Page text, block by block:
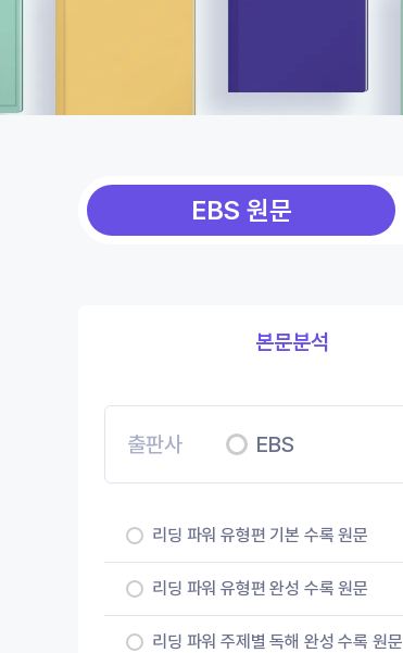
EBS 원문
본문분석
출판사 EBS
리딩 파워 유형편 기본 수록 원문
리딩 파워 유형편 완성 수록 원문
리딩 파워 주제별 독해 완성 수록 원문